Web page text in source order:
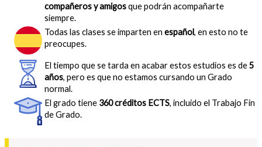
compañeros y amigosque podrán acompañarte
siempre.
Todas las clases se imparten en español, en esto no te
preocupes.
El tiempo que se tarda en acabar estos estudios es de5
años, pero es que no estamos cursando un Grado
normal.
El grado tiene 360 créditos ECTS, incluido el Trabajo Fin
de Grado.